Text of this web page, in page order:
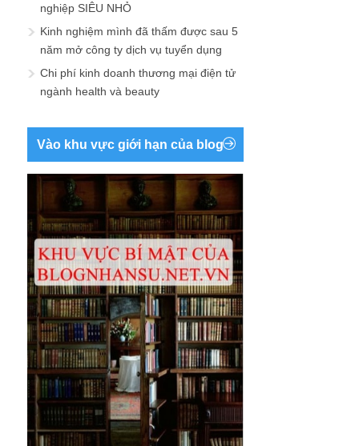
nghiệp SIÊU NHỎ
Kinh nghiệm mình đã thấm được sau 5
năm mở công ty dịch vụ tuyển dụng
Chi phí kinh doanh thương mại điện tử
ngành health và beauty
Vào khu vực giới hạn của blog